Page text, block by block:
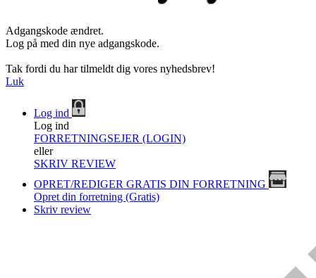
Adgangskode ændret.
Log på med din nye adgangskode.
Tak fordi du har tilmeldt dig vores nyhedsbrev!
Luk
Log ind
Log ind
FORRETNINGSEJER (LOGIN)
eller
SKRIV REVIEW
OPRET/REDIGER GRATIS DIN FORRETNING
Opret din forretning (Gratis)
Skriv review